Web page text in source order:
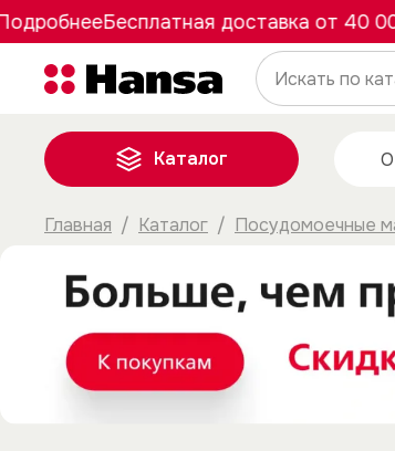
Бесплатная доставка от 40 000
Каталог О
Главная Каталог Посудомоечные